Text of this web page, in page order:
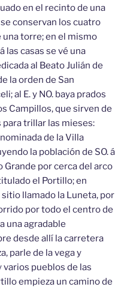
en el recinto de una
conservan los cuatro
torre; en el mismo
las casas se vé una
al Beato Julián de
la orden de San
al E. y NO. baya prados
Campillos, que sirven de
para trillar las mieses:
de la Villa
la población de SO. á
Grande por cerca del arco
el Portillo; en
llamado la Luneta, por
por todo el centro de
una agradable
desde allí la carretera
parle de la vega y
varios pueblos de las
empieza un camino de